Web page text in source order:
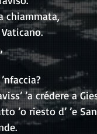
chiammata,
Vaticano.
’a crédere a
’o riesto d’ ’e